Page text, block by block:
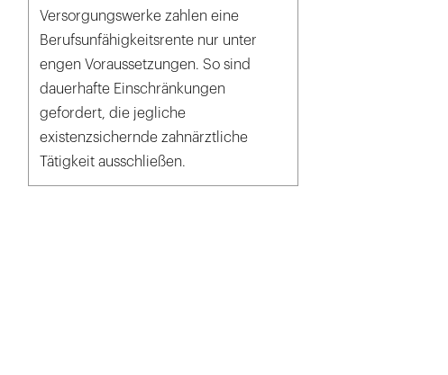
Versorgungswerke zahlen eine
Berufsunfähigkeitsrente nur unter
engen Voraussetzungen. So sind
dauerhafte Einschränkungen
gefordert, die jegliche
existenzsichernde zahnärztliche
Tätigkeit ausschließen.